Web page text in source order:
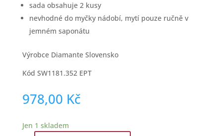
sada obsahuje 2 kusy
nevhodné do myčky nádobí, mytí pouze ručně v
jemném saponátu
Výrobce Diamante Slovensko
Kód SW1181.352 EPT
978,00 Kč
Jen 1 skladem